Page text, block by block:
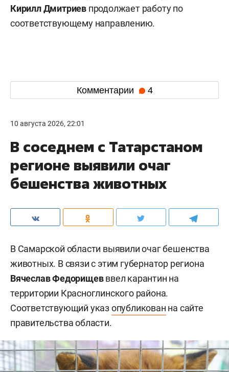
Кирилл Дмитриев продолжает работу по
соответствующему направлению.
Комментарии 4
10 августа 2026, 22:01
В соседнем с Татарстаном
регионе выявили очаг
бешенства животных
В Самарской области выявили очаг бешенства
животных. В связи с этим губернатор региона
Вячеслав Федорищевввел карантин на
территории Красноглинского района.
Соответствующий указопубликован на сайте
правительства области.